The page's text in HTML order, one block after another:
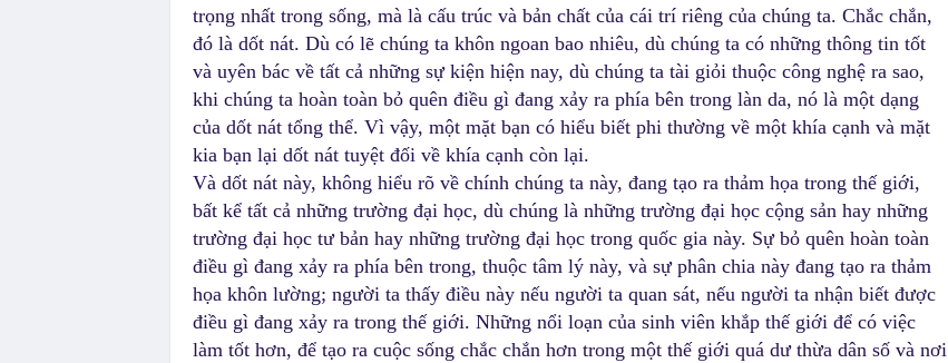
trọng nhất trong sống, mà là cấu trúc và bản chất của cái trí riêng của chúng ta. Chắc chắn,
đó là dốt nát. Dù có lẽ chúng ta khôn ngoan bao nhiêu, dù chúng ta có những thông tin tốt
và uyên bác về tất cả những sự kiện hiện nay, dù chúng ta tài giỏi thuộc công nghệ ra sao,
khi chúng ta hoàn toàn bỏ quên điều gì đang xảy ra phía bên trong làn da, nó là một dạng
của dốt nát tổng thể. Vì vậy, một mặt bạn có hiểu biết phi thường về một khía cạnh và mặt
kia bạn lại dốt nát tuyệt đối về khía cạnh còn lại.
Và dốt nát này, không hiểu rõ về chính chúng ta này, đang tạo ra thảm họa trong thế giới,
bất kể tất cả những trường đại học, dù chúng là những trường đại học cộng sản hay những
trường đại học tư bản hay những trường đại học trong quốc gia này. Sự bỏ quên hoàn toàn
điều gì đang xảy ra phía bên trong, thuộc tâm lý này, và sự phân chia này đang tạo ra thảm
họa khôn lường; người ta thấy điều này nếu người ta quan sát, nếu người ta nhận biết được
điều gì đang xảy ra trong thế giới. Những nổi loạn của sinh viên khắp thế giới để có việc
làm tốt hơn, để tạo ra cuộc sống chắc chắn hơn trong một thế giới quá dư thừa dân số và nơi